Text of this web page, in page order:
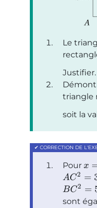
Le
Justifier.
triangle
soit la
Pour x
AC2 =
BC2 =
sont